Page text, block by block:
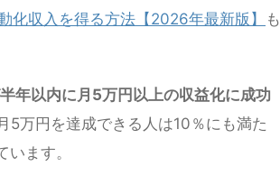
化収入を得る方法【2026年最新版】
も
年以内に月5万円以上の収益化に成功
5万円を達成できる人は10％にも満た
ます。